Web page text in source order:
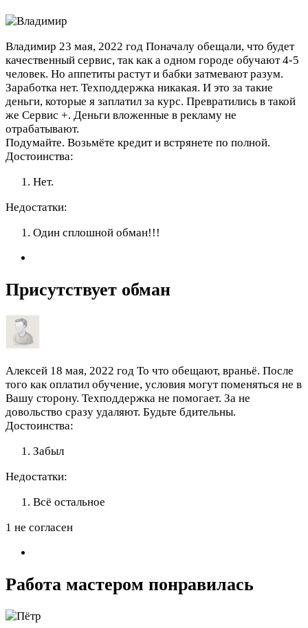
Владимир 23 мая, 2022 год Поначалу обещали, что будет
качественный сервис, так как а одном городе обучают 4-5
человек. Но аппетиты растут и бабки затмевают разум.
Заработка нет. Техподдержка никакая. И это за такие
деньги, которые я заплатил за курс. Превратились в такой
же Сервис +. Деньги вложенные в рекламу не
отрабатывают.
Подумайте. Возьмёте кредит и встрянете по полной.
Достоинства:
Нет.
Недостатки:
Один сплошной обман!!!
Присутствует обман
Алексей 18 мая, 2022 год То что обещают, враньё. После
того как оплатил обучение, условия могут поменяться не в
Вашу сторону. Техподдержка не помогает. За не
довольство сразу удаляют. Будьте бдительны.
Достоинства:
Забыл
Недостатки:
Всё остальное
1 не согласен
Работа мастером понравилась